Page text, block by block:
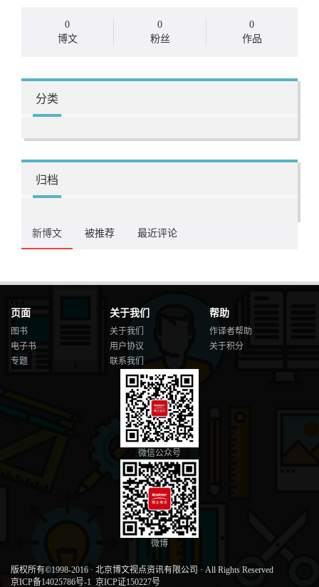
0
博文
0
粉丝
0
作品
分类
归档
新博文 被推荐 最近评论
页面
图书
电子书
专题
关于我们
关于我们
用户协议
联系我们
帮助
作译者帮助
关于积分
微信公众号
微博
版权所有©1998-2016 · 北京博文视点资讯有限公司 · All Rights Reserved
京ICP备14025786号-1 京ICP证150227号